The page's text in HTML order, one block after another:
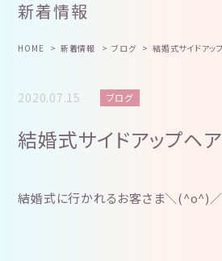
新着情報
HOME 新着情報 ブログ 結婚式サイドアッ
2020.07.15 ブログ
結婚式サイドアップヘ
結婚式に行かれるお客さま＼(^o^)／